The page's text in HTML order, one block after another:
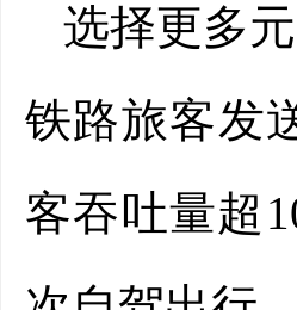
选择更多
铁路旅客发
客吞吐量超